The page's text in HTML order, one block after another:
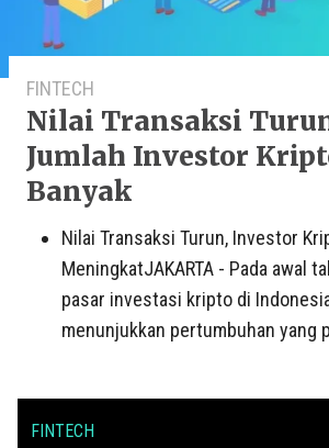
FINTECH
Nilai Transaksi
Jumlah Investor
Banyak
Nilai Transaksi Turun, Investor
MeningkatJAKARTA - Pada awal
pasar investasi kripto di
menunjukkan pertumbuhan yang
FINTECH